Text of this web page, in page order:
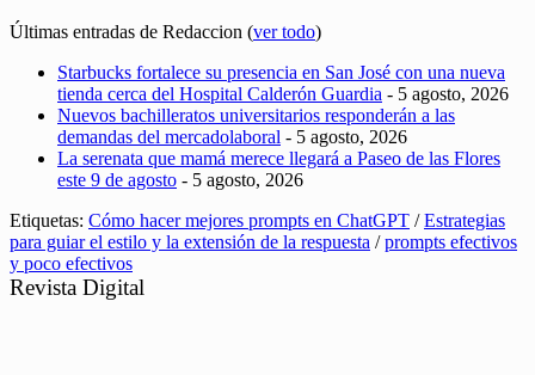
Últimas entradas de Redaccion (ver todo)
Starbucks fortalece su presencia en San José con una nueva
tienda cerca del Hospital Calderón Guardia - 5 agosto, 2026
Nuevos bachilleratos universitarios responderán a las
demandas del mercadolaboral - 5 agosto, 2026
La serenata que mamá merece llegará a Paseo de las Flores
este 9 de agosto - 5 agosto, 2026
Etiquetas: Cómo hacer mejores prompts en ChatGPT /Estrategias
para guiar el estilo y la extensión de la respuesta /prompts efectivos
y poco efectivos
Revista Digital